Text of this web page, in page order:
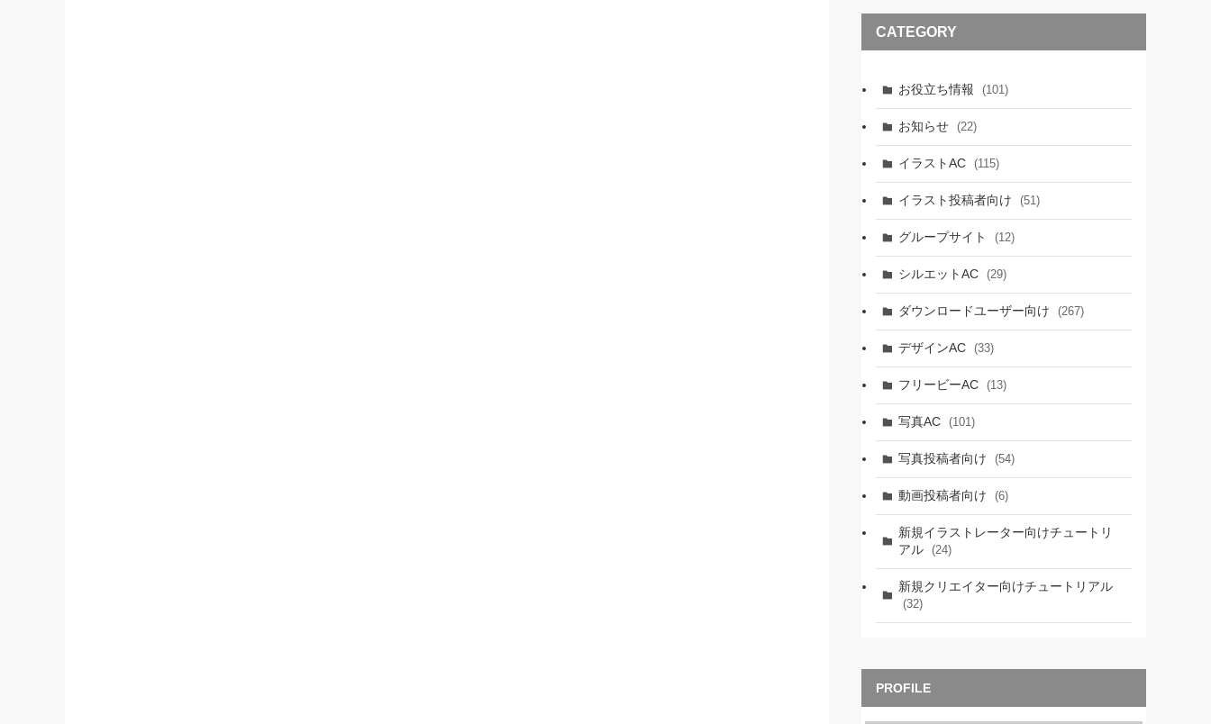
CATEGORY
お役立ち情報 (101)
お知らせ (22)
イラストAC (115)
イラスト投稿者向け (51)
グループサイト (12)
シルエットAC (29)
ダウンロードユーザー向け (267)
デザインAC (33)
フリービーAC (13)
写真AC (101)
写真投稿者向け (54)
動画投稿者向け (6)
新規イラストレーター向けチュートリ
アル (24)
新規クリエイター向けチュートリアル
(32)